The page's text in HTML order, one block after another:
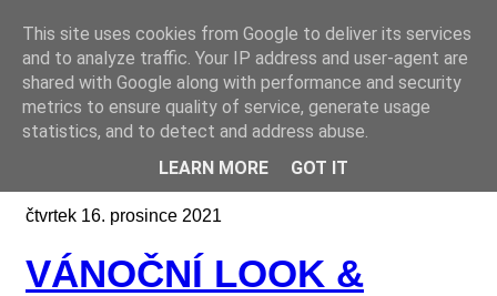
Online casino CZ
čtvrtek 16. prosince 2021
VÁNOČNÍ LOOK &
This site uses cookies from Google to deliver its services
and to analyze traffic. Your IP address and user-agent are
shared with Google along with performance and security
metrics to ensure quality of service, generate usage
statistics, and to detect and address abuse.
LEARN MORE
GOT IT